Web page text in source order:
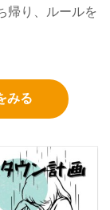
帰り、ルールを
みる